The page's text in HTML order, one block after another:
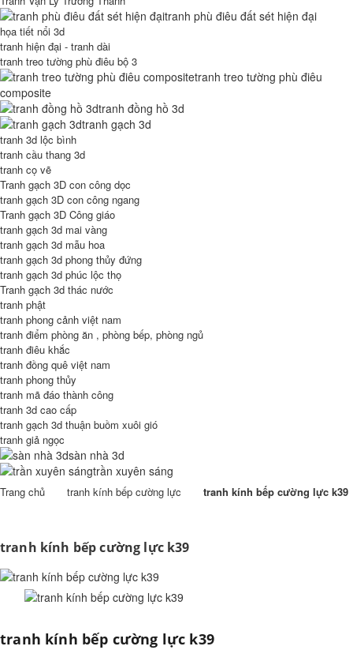
tranh phù điêu đất sét hiện đại
họa tiết nổi 3d
tranh hiện đại - tranh dài
tranh treo tường phù điêu bộ 3
tranh treo tường phù điêu
composite
tranh đồng hồ 3d
tranh gạch 3d
tranh 3d lộc bình
tranh cầu thang 3d
tranh cọ vẽ
Tranh gạch 3D con công dọc
tranh gạch 3D con công ngang
Tranh gạch 3D Công giáo
tranh gạch 3d mai vàng
tranh gạch 3d mẫu hoa
tranh gạch 3d phong thủy đứng
tranh gạch 3d phúc lộc thọ
Tranh gạch 3d thác nước
tranh phật
tranh phong cảnh việt nam
tranh điểm phòng ăn , phòng bếp, phòng ngủ
tranh điêu khắc
tranh đồng quê việt nam
tranh phong thủy
tranh mã đáo thành công
tranh 3d cao cấp
tranh gạch 3d thuận buồm xuôi gió
tranh giả ngọc
sàn nhà 3d
trần xuyên sáng
Trang chủ tranh kính bếp cường lực tranh kính bếp cường lực k39
tranh kính bếp cường lực k39
tranh kính bếp cường lực k39